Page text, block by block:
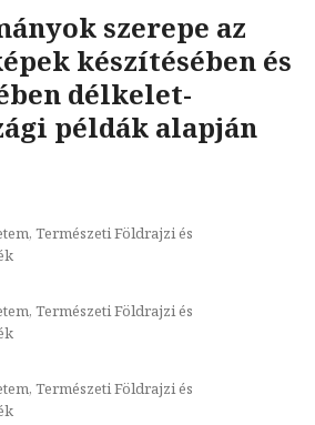
szerepe az
készítésében és
délkelet-
példák alapján
Természeti Földrajzi és
Természeti Földrajzi és
Természeti Földrajzi és